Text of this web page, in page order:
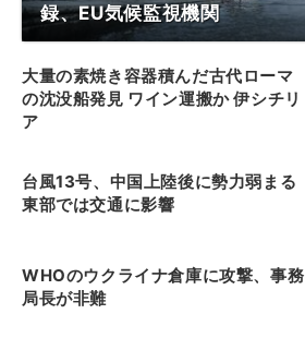
録、EU気候監視機関
大量の素焼き容器積んだ古代ローマ
の沈没船発見 ワイン運搬か 伊シチリ
ア
台風13号、中国上陸後に勢力弱まる
東部では交通に影響
WHOのウクライナ倉庫に攻撃、事務
局長が非難